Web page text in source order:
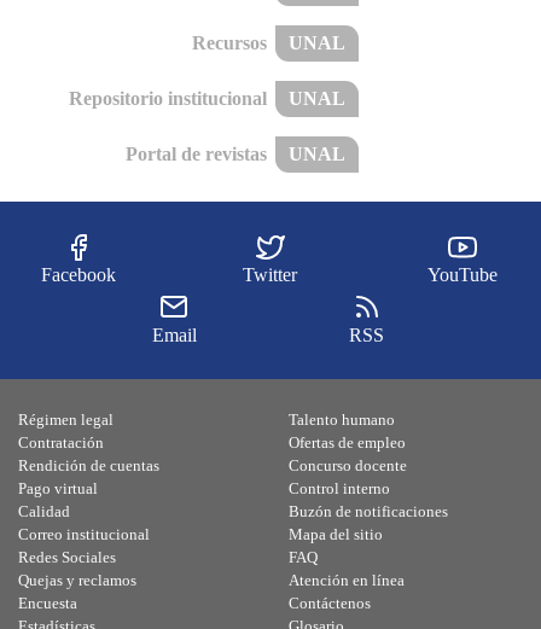
Recursos UNAL
Repositorio institucional UNAL
Portal de revistas UNAL
Facebook Twitter YouTube
Email RSS
Régimen legal
Contratación
Rendición de cuentas
Pago virtual
Calidad
Talento humano
Ofertas de empleo
Concurso docente
Control interno
Buzón de notificaciones
Correo institucional
Redes Sociales
Quejas y reclamos
Encuesta
Mapa del sitio
FAQ
Atención en línea
Contáctenos